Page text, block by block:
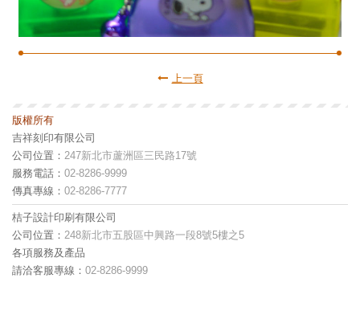
上一頁
版權所有
吉祥刻印有限公司
公司位置： 247新北市蘆洲區三民路17號
服務電話： 02-8286-9999
傳真專線： 02-8286-7777
桔子設計印刷有限公司
公司位置： 248新北市五股區中興路一段8號5樓之5
各項服務及產品
請洽客服專線： 02-8286-9999